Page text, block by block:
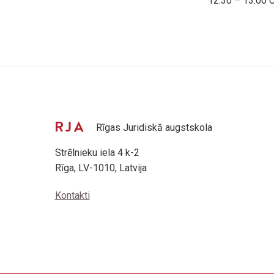
Rīgas Juridiskā augstskola
Strēlnieku iela 4 k-2
Rīga, LV-1010, Latvija
Kontakti